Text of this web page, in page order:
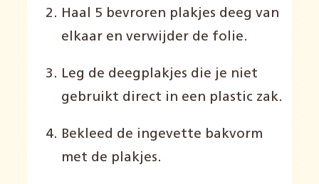
Haal 5 bevroren plakjes deeg van
elkaar en verwijder de folie.
Leg de deegplakjes die je niet
gebruikt direct in een plastic zak.
Bekleed de ingevette bakvorm
met de plakjes.